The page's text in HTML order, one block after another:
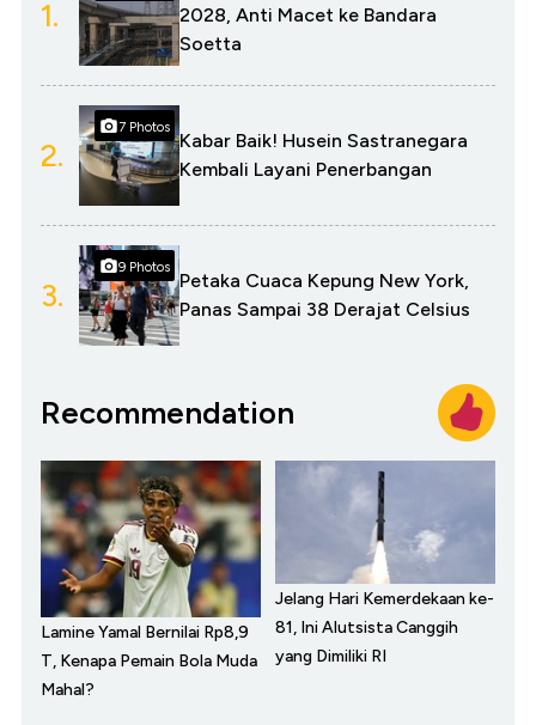
1.
2028, Anti Macet ke Bandara
Soetta
2.
7 Photos
Kabar Baik! Husein Sastranegara
Kembali Layani Penerbangan
3.
9 Photos
Petaka Cuaca Kepung New York,
Panas Sampai 38 Derajat Celsius
Recommendation
Lamine Yamal Bernilai Rp8,9
T, Kenapa Pemain Bola Muda
Mahal?
Jelang Hari Kemerdekaan ke-
81, Ini Alutsista Canggih
yang Dimiliki RI